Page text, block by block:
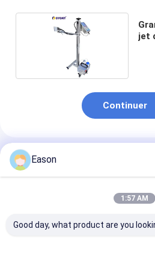
jet
Continuer
Produits Recommandés
Eason
1:57 AM
Good day, what product are you